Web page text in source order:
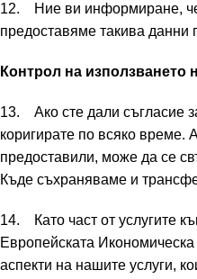
12. Ние ви информиране, че
предоставяме такива данни
Контрол на използването
13. Ако сте дали съгласие
коригирате по всяко време.
предоставили, може да се
Къде съхраняваме и
14. Като част от услугите
Европейската
аспекти на нашите услуги,